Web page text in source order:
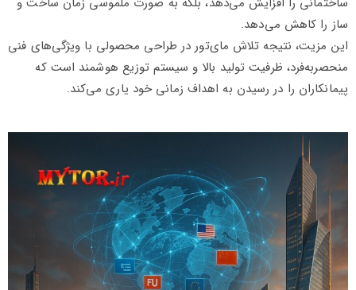
ساز را کاهش می‌دهد.
این مزیت، نتیجه تلاش مای‌تور در طراحی محصولی با ویژگی‌های فنی
منحصربه‌فرد، ظرفیت تولید بالا و سیستم توزیع هوشمند است که
پیمانکاران را در رسیدن به اهداف زمانی خود یاری می‌کند.